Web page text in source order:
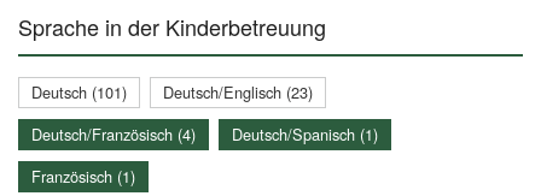
Sprache in der Kinderbetreuung
Deutsch (101)
Deutsch/Englisch (23)
Deutsch/Französisch (4)
Deutsch/Spanisch (1)
Französisch (1)